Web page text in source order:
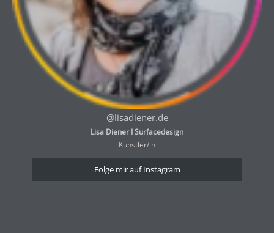
@lisadiener.de
Lisa Diener I Surfacedesign
Künstler/in
Folge mir auf Instagram